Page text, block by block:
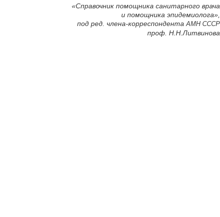
«Справочник помощника санитарного врача
и помощника эпидемиолога»,
под ред. члена-корреспондента АМН СССР
проф. Н.Н.Литвинова